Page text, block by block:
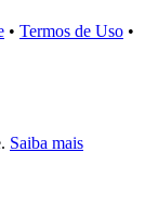
• Termos de Uso •
Saiba mais